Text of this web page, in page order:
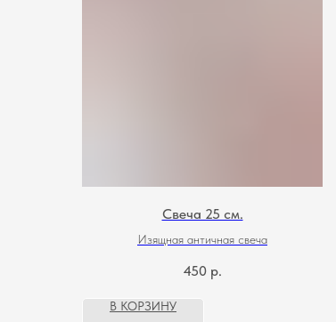
Свеча 25 см.
Изящная античная свеча
450 р.
В КОРЗИНУ